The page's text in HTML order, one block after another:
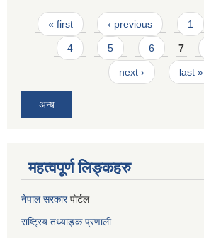
Pages
« first ‹ previous 1
4 5 6 7
next › last »
अन्य
महत्वपूर्ण लिङ्कहरु
नेपाल सरकारपोर्टल
राष्ट्रिय तथ्याङ्क प्रणाली